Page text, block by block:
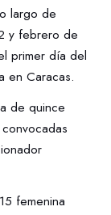
largo de
y febrero de
primer día del
en Caracas.
de quince
femenina